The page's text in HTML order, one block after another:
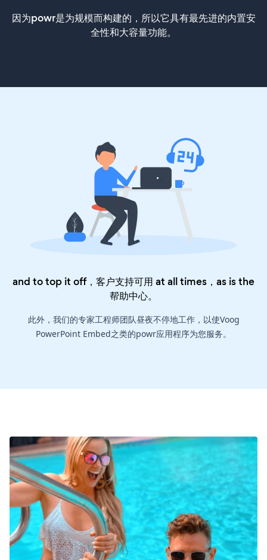
因为powr是为规模而构建的，所以它具有最先进的内置安
全性和大容量功能。
and to top it off，客户支持可用 at all times，as is the
帮助中心。
此外，我们的专家工程师团队昼夜不停地工作，以使Voog
PowerPoint Embed之类的powr应用程序为您服务。